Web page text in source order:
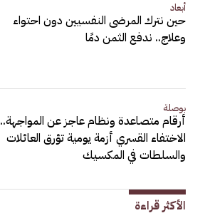
أبعاد
حين نترك المرضى النفسيين دون احتواء
وعلاج.. ندفع الثمن دمًا
بوصلة
أرقام متصاعدة ونظام عاجز عن المواجهة..
الاختفاء القسري أزمة يومية تؤرق العائلات
والسلطات في المكسيك
الأكثر قراءة